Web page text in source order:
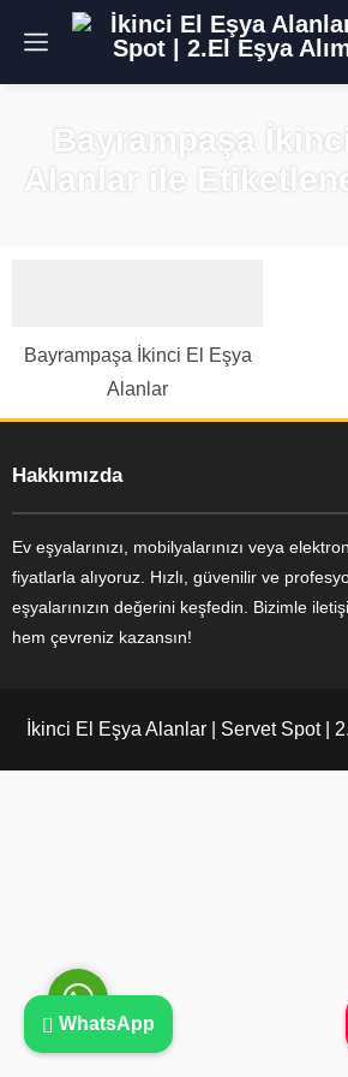
Bayrampaşa
Alanlar ile
Bayrampaşa İkinci El Eşya
Alanlar
Hakkımızda
Ev eşyalarınızı, mobilyalarınızı veya
fiyatlarla alıyoruz. Hızlı, güvenilir ve
eşyalarınızın değerini keşfedin. Bizimle
hem çevreniz kazansın!
İkinci El Eşya Alanlar | Servet Spot |
WhatsApp